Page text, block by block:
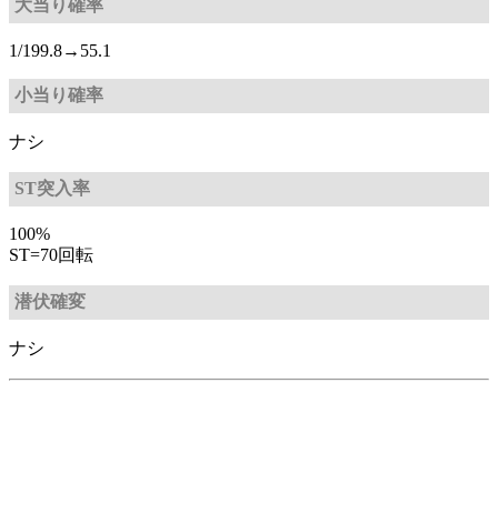
大当り確率
1/199.8→55.1
小当り確率
ナシ
ST突入率
100%
ST=70回転
潜伏確変
ナシ